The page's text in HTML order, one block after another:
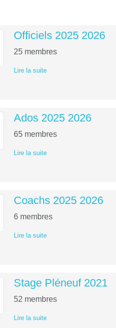
Officiels 2025 2026
25membres
Lire la suite
Ados 2025 2026
65membres
Lire la suite
Coachs 2025 2026
6membres
Lire la suite
Stage Pléneuf 2021
52 membres
Lire la suite